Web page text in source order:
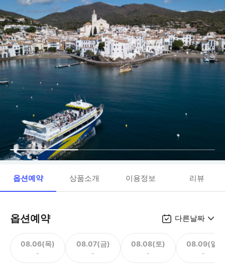
옵션예약 상품소개 이용정보 리뷰
옵션예약 다른날짜
08.06(목)
-
08.07(금)
-
08.08(토)
-
08.09(일)
-